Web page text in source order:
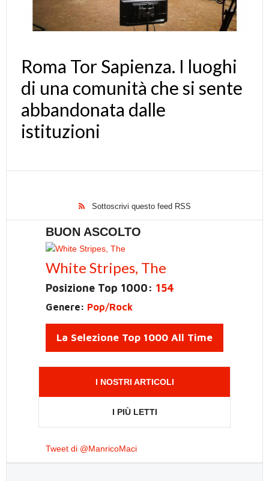
Roma Tor Sapienza. I luoghi
di una comunità che si sente
abbandonata dalle
istituzioni
Sottoscrivi questo feed RSS
BUON ASCOLTO
White Stripes, The
Posizione Top 1000: 154
Genere: Pop/Rock
La Selezione Top 1000 All Time
I NOSTRI ARTICOLI
I PIÙ LETTI
Tweet di @ManricoMaci